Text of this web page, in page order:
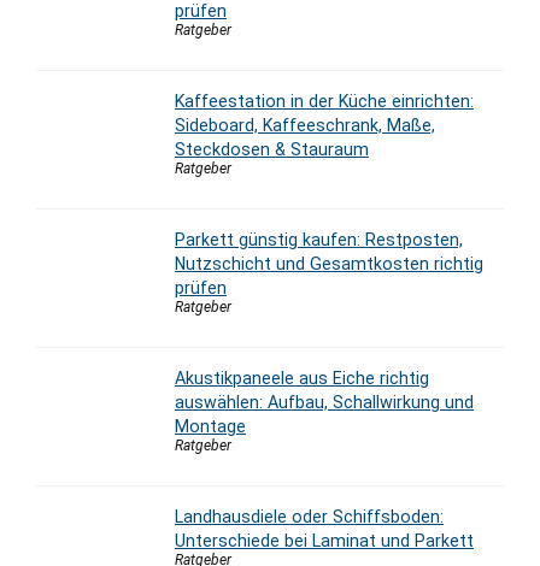
prüfen
Ratgeber
Kaffeestation in der Küche einrichten:
Sideboard, Kaffeeschrank, Maße,
Steckdosen & Stauraum
Ratgeber
Parkett günstig kaufen: Restposten,
Nutzschicht und Gesamtkosten richtig
prüfen
Ratgeber
Akustikpaneele aus Eiche richtig
auswählen: Aufbau, Schallwirkung und
Montage
Ratgeber
Landhausdiele oder Schiffsboden:
Unterschiede bei Laminat und Parkett
Ratgeber